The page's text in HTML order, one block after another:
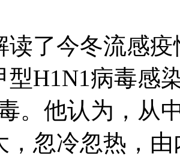
读了今冬流感
型H1N1病毒感
。他认为，从
，忽冷忽热，